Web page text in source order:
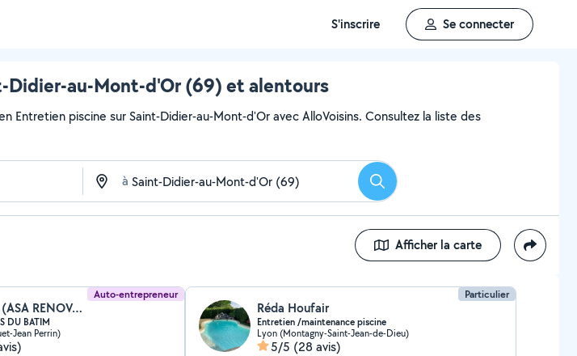
S'inscrire Se connecter
Didier-au-Mont-d'Or (69) et alentours
Entretien piscine sur Saint-Didier-au-Mont-d'Or avec AlloVoisins. Consultez la liste des
à Rechercher
Afficher la carte
Auto-entrepreneur
Iqbal Hussain (ASA RENOVATION BÂTIMENT)
DU BATIM
Jean Perrin)
Particulier
Réda Houfair
Entretien /maintenance piscine
Lyon (Montagny-Saint-Jean-de-Dieu)
5/5 (28 avis)